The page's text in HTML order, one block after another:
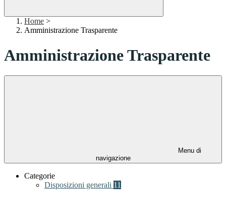
Home >
Amministrazione Trasparente
Amministrazione Trasparente
Menu di
navigazione
Categorie
Disposizioni generali 11